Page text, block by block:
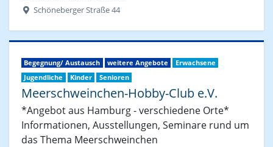
Schöneberger Straße 44
Begegnung/ Austausch weitere Angebote
Erwachsene
Jugendliche
Kinder Senioren
Meerschweinchen-Hobby-Club e.V.
*Angebot aus Hamburg - verschiedene Orte*
Informationen, Ausstellungen, Seminare rund um
das Thema Meerschweinchen